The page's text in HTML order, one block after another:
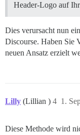
Header-Logo auf
Dies verursacht nun
Discourse. Haben Sie
neuen Ansatz erzielt
Lilly (Lillian ) 1.
4
Diese Methode wird